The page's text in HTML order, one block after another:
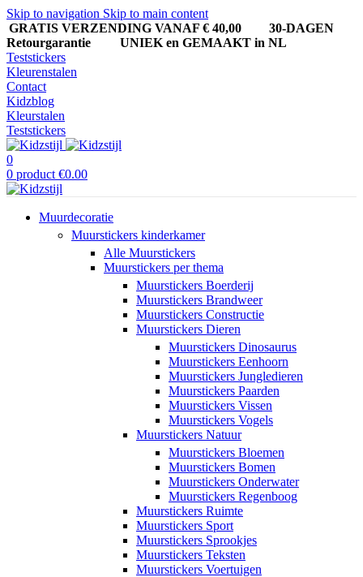
Skip to navigation Skip to main content
GRATIS VERZENDING VANAF € 40,00
30-DAGEN
Retourgarantie UNIEK en GEMAAKT in NL
Teststickers
Kleurenstalen
Contact
Kidzblog
Kleurstalen
Teststickers
0
0 product €0.00
Muurdecoratie
Muurstickers kinderkamer
Alle Muurstickers
Muurstickers per thema
Muurstickers Boerderij
Muurstickers Brandweer
Muurstickers Constructie
Muurstickers Dieren
Muurstickers Dinosaurus
Muurstickers Eenhoorn
Muurstickers Jungledieren
Muurstickers Paarden
Muurstickers Vissen
Muurstickers Vogels
Muurstickers Natuur
Muurstickers Bloemen
Muurstickers Bomen
Muurstickers Onderwater
Muurstickers Regenboog
Muurstickers Ruimte
Muurstickers Sport
Muurstickers Sprookjes
Muurstickers Teksten
Muurstickers Voertuigen